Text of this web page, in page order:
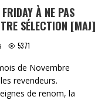
À NE PAS
SÉLECTION [MAJ]
5371
de Novembre
revendeurs.
de renom, la